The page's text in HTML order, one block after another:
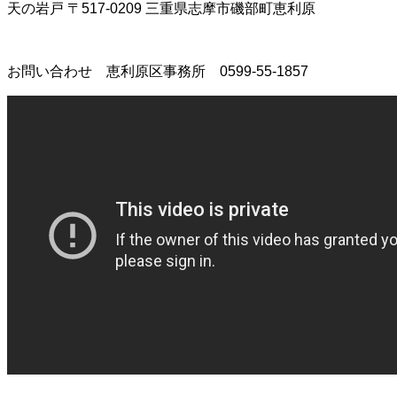
天の岩戸 〒517-0209 三重県志摩市磯部町恵利原
お問い合わせ 恵利原区事務所 0599-55-1857